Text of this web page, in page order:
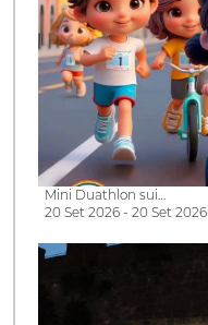
Mini Duathlon sui…
20 Set 2026 - 20 Set 2026